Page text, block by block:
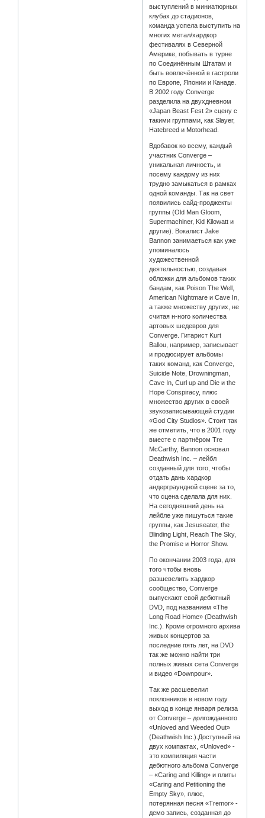
выступлений в миниатюрных
клубах до стадионов,
команда успела выступить на
многих метал/хардкор
фестивалях в Северной
Америке, побывать в турне
по Соединённым Штатам и
быть вовлечённой в гастроли
по Европе, Японии и Канаде.
В 2002 году Converge
разделила на двухдневном
«Japan Beast Fest 2» сцену с
такими группами, как Slayer,
Hatebreed и Motorhead.
Вдобавок ко всему, каждый
участник Converge –
уникальная личность, и
посему каждому из них
трудно замыкаться в рамках
одной команды. Так на свет
появились сайд-проджекты
группы (Old Man Gloom,
Supermachiner, Kid Kilowatt и
другие). Вокалист Jake
Bannon занимаеться как уже
упоминалось
художественной
деятельностью, создавая
обложки для альбомов таких
бандам, как Poison The Well,
American Nightmare и Cave In,
а также множеству других, не
считая н-ного количества
артовых шедевров для
Converge. Гитарист Kurt
Ballou, например, записывает
и продюсирует альбомы
таких команд, как Converge,
Suicide Note, Drowningman,
Cave In, Curl up and Die и the
Hope Conspiracy, плюс
множество других в своей
звукозаписывающей студии
«God City Studios». Стоит так
же отметить, что в 2001 году
вместе с партнёром Tre
McCarthy, Bannon основал
Deathwish Inc. – лейбл
созданный для того, чтобы
отдать дань хардкор
андерграундной сцене за то,
что сцена сделала для них.
На сегодняшний день на
лейбле уже пишуться такие
группы, как Jesuseater, the
Blinding Light, Reach The Sky,
the Promise и Horror Show.
По окончании 2003 года, для
того чтобы вновь
разшевелить хардкор
сообщество, Converge
выпускают свой дебютный
DVD, под названием «The
Long Road Home» (Deathwish
Inc.). Кроме огромного архива
живых концертов за
последние пять лет, на DVD
так же можно найти три
полных живых сета Converge
и видео «Downpour».
Так же расшевелил
поклонников в новом году
выход в конце января релиза
от Converge – долгожданного
«Unloved and Weeded Out»
(Deathwish Inc.).Доступный на
двух компактах, «Unloved» -
это компиляция части
дебютного альбома Converge
– «Caring and Killing» и плиты
«Caring and Petitioning the
Empty Sky», плюс,
потерянная песня «Tremor» -
демо запись, созданная до